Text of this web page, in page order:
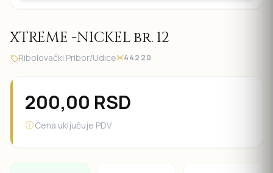
XTREME -NICKEL br. 12
Ribolovački Pribor/Udice 44220
200,00 RSD
Cena uključuje PDV